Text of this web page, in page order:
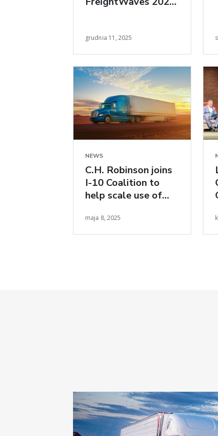
grudnia 11, 2025
NEWS
C.H. Robinson joins
I-10 Coalition to
help scale use of
maja 8, 2025